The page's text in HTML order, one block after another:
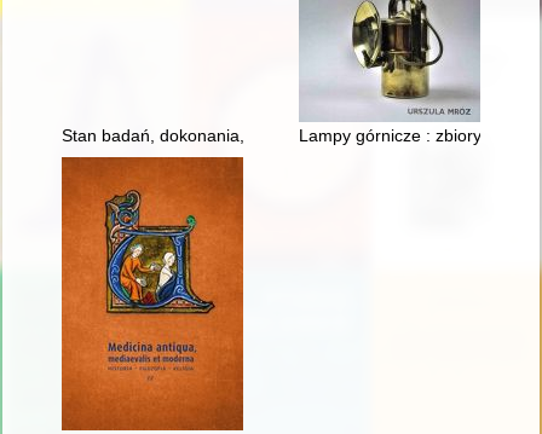
Stan badań, dokonania, perspektywy: historia kobiet w II
Lampy górnicze : zbiory